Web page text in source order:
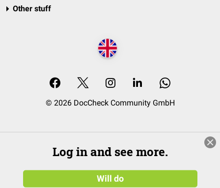
Other stuff
© 2026 DocCheck Community GmbH
Log in and see more.
Will do